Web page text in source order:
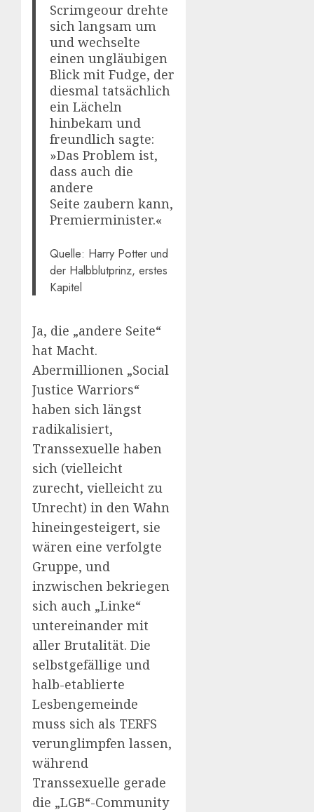
Scrimgeour drehte
sich langsam um
und wechselte
einen ungläubigen
Blick mit Fudge, der
diesmal tatsächlich
ein Lächeln
hinbekam und
freundlich sagte:
»Das Problem ist,
dass auch die
andere
Seite zaubern kann,
Premierminister.«
Quelle: Harry Potter und
der Halbblutprinz, erstes
Kapitel
Ja, die „andere Seite“
hat Macht.
Abermillionen „Social
Justice Warriors“
haben sich längst
radikalisiert,
Transsexuelle haben
sich (vielleicht
zurecht, vielleicht zu
Unrecht) in den Wahn
hineingesteigert, sie
wären eine verfolgte
Gruppe, und
inzwischen bekriegen
sich auch „Linke“
untereinander mit
aller Brutalität. Die
selbstgefällige und
halb-etablierte
Lesbengemeinde
muss sich als TERFS
verunglimpfen lassen,
während
Transsexuelle gerade
die „LGB“-Community